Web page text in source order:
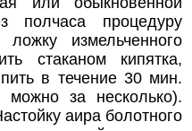
полчаса процедуру
измельченного
стаканом кипятка,
в течение 30 мин.
за несколько).
аира болотного